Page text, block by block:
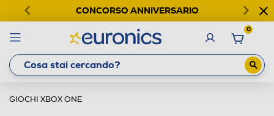
CONCORSO ANNIVERSARIO
0
GIOCHI XBOX ONE